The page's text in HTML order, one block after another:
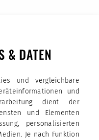
& DATEN
und vergleichbare
und
dient der
und Elementen
personalisierten
Je nach Funktion